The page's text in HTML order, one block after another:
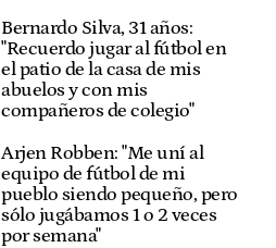
Bernardo Silva, 31 años:
"Recuerdo jugar al fútbol en
el patio de la casa de mis
abuelos y con mis
compañeros de colegio"
Arjen Robben: "Me uní al
equipo de fútbol de mi
pueblo siendo pequeño, pero
sólo jugábamos 1 o 2 veces
por semana"